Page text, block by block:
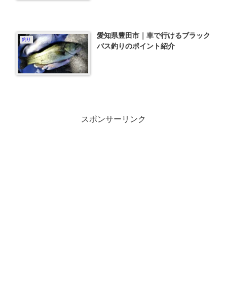
釣り
愛知県豊田市｜車で行けるブラック
バス釣りのポイント紹介
スポンサーリンク